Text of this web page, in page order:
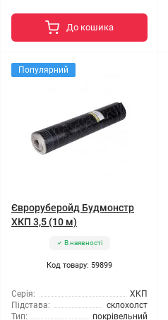
До кошика
Популярний
Євроруберойд Будмонстр
ХКП 3,5 (10 м)
В наявності
Код товару: 59899
Серія:
ХКП
Підстава:
склохолст
Тип:
покрівельний